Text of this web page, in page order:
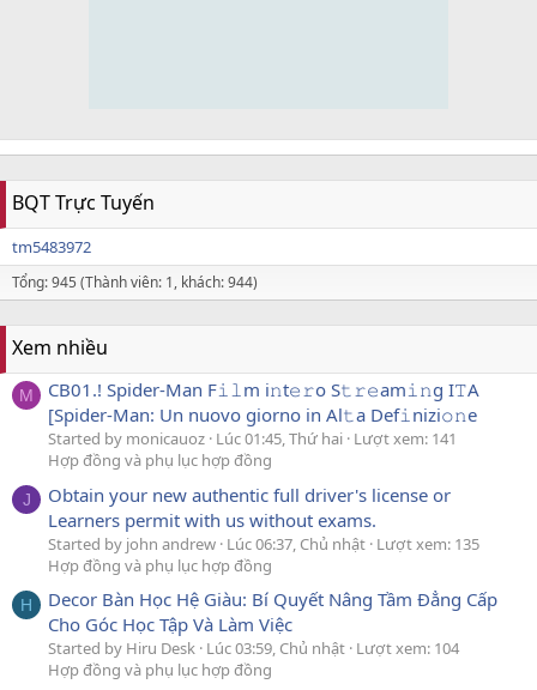
BQT Trực Tuyến
tm5483972
Tổng: 945 (Thành viên: 1, khách: 944)
Xem nhiều
M
CB01.! Spider-Man F𝚒𝚕m i𝚗t𝚎𝚛o S𝚝𝚛𝚎am𝚒𝚗g I𝚃A
[Spider-Man: Un nuovo giorno in Al𝚝a Def𝚒nizi𝚘𝚗e
Started by monicauoz Lúc 01:45, Thứ hai Lượt xem: 141
Hợp đồng và phụ lục hợp đồng
J
Obtain your new authentic full driver's license or
Learners permit with us without exams.
Started by john andrew Lúc 06:37, Chủ nhật Lượt xem: 135
Hợp đồng và phụ lục hợp đồng
H
Decor Bàn Học Hệ Giàu: Bí Quyết Nâng Tầm Đẳng Cấp
Cho Góc Học Tập Và Làm Việc
Started by Hiru Desk Lúc 03:59, Chủ nhật Lượt xem: 104
Hợp đồng và phụ lục hợp đồng